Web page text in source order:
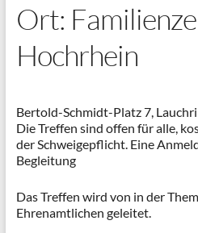
Ort:
Hochrhein
Bertold-Schmidt-Platz 7,
Die Treffen sind offen für alle,
der Schweigepflicht. Eine
Begleitung
Das Treffen wird von in der
Ehrenamtlichen geleitet.